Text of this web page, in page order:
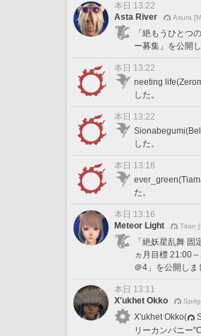
本日 13:22
Asta River
Asura
「絶もうひと
ー募集」を公開し
本日 13:22
neeting
した。
本日 13:22
した。
本日 13:18
た。
本日 13:16
Meteor Light
Titan
「絶妖星乱舞 固
ヵ月目標 21:00
＠4」を公開しま
本日 13:11
X'ukhet Okko
X'ukhet Okko(
リーカンパニー